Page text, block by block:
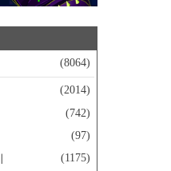
(8064)
(2014)
(742)
(97)
(1175)